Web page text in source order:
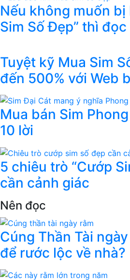
Nếu không muốn bị
Sim Số Đẹp” thì
Tuyệt kỹ Mua Sim
đến 500% với Web
Mua bán Sim
10 lời
5 chiêu trò “Cướp
cần cảnh giác
Nên đọc
Cúng Thần Tài
để rước lộc về nhà?